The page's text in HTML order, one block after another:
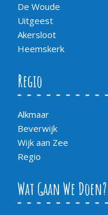
De Woude
Uitgeest
Akersloot
Heemskerk
Regio
Alkmaar
Beverwijk
Wijk aan Zee
Regio
Wat Gaan We Doen?